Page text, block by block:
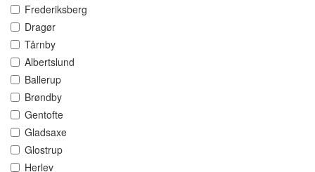
Frederiksberg
Dragør
Tårnby
Albertslund
Ballerup
Brøndby
Gentofte
Gladsaxe
Glostrup
Herlev